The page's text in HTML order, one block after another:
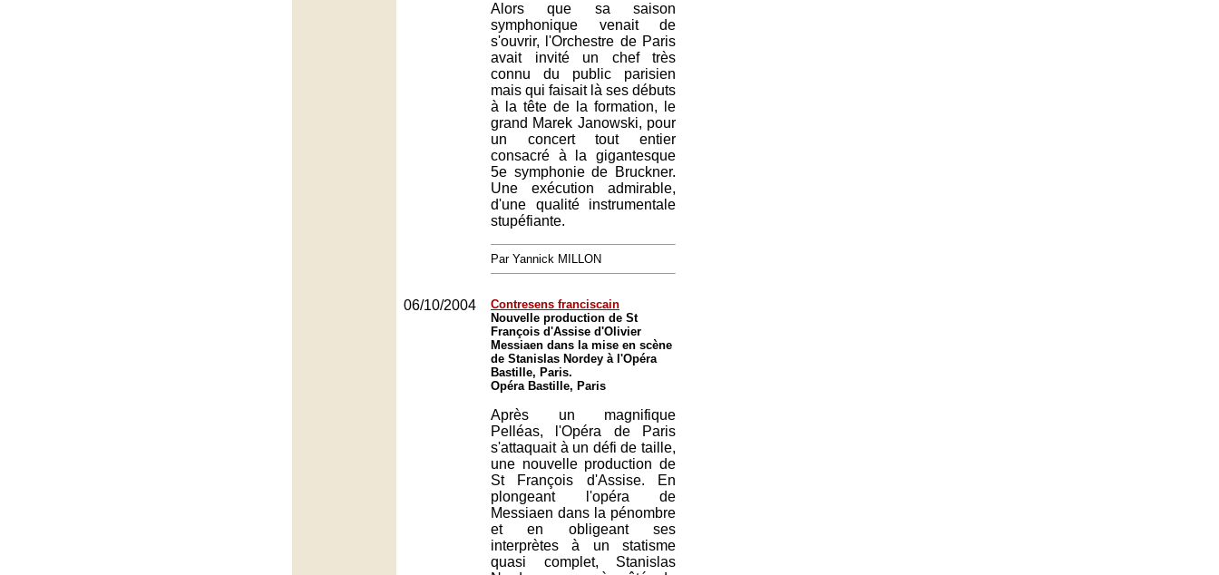
Alors que sa saison
symphonique venait de
s'ouvrir, l'Orchestre de Paris
avait invité un chef très
connu du public parisien
mais qui faisait là ses débuts
à la tête de la formation, le
grand Marek Janowski, pour
un concert tout entier
consacré à la gigantesque
5e symphonie de Bruckner.
Une exécution admirable,
d'une qualité instrumentale
stupéfiante.
Par Yannick MILLON
06/10/2004
Contresens franciscain
Nouvelle production de St
François d'Assise d'Olivier
Messiaen dans la mise en scène
de Stanislas Nordey à l'Opéra
Bastille, Paris.
Opéra Bastille, Paris
Après un magnifique
Pelléas, l'Opéra de Paris
s'attaquait à un défi de taille,
une nouvelle production de
St François d'Assise. En
plongeant l'opéra de
Messiaen dans la pénombre
et en obligeant ses
interprètes à un statisme
quasi complet, Stanislas